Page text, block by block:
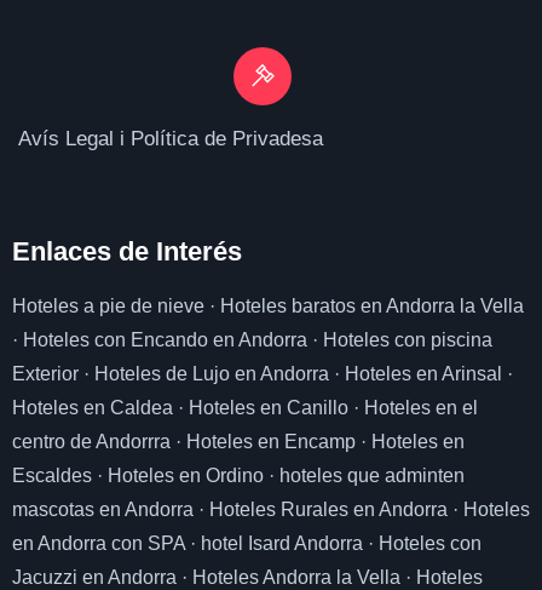
Avís Legal i Política de Privadesa
Enlaces de Interés
Hoteles a pie de nieve · Hoteles baratos en Andorra la Vella
· Hoteles con Encando en Andorra · Hoteles con piscina
Exterior · Hoteles de Lujo en Andorra · Hoteles en Arinsal
·
Hoteles en Caldea · Hoteles en Canillo · Hoteles en el
centro de Andorrra · Hoteles en Encamp · Hoteles en
Escaldes · Hoteles en Ordino · hoteles que adminten
mascotas en Andorra · Hoteles Rurales en Andorra · Hoteles
en Andorra con SPA · hotel Isard Andorra · Hoteles con
Jacuzzi en Andorra · Hoteles Andorra la Vella · Hoteles